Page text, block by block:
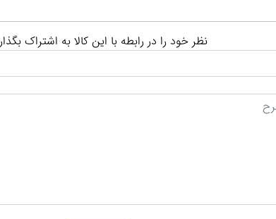
نظر خود را در رابطه با این کالا به اشتراک